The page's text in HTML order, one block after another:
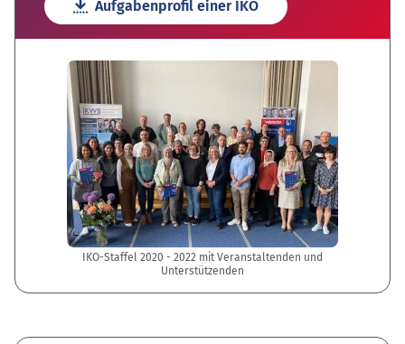
Aufgabenprofil einer IKO
IKO-Staffel 2020 - 2022 mit Veranstaltenden und
Unterstützenden